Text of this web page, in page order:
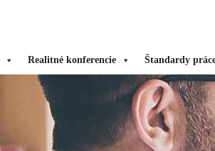
Realitné konferencie Štandardy